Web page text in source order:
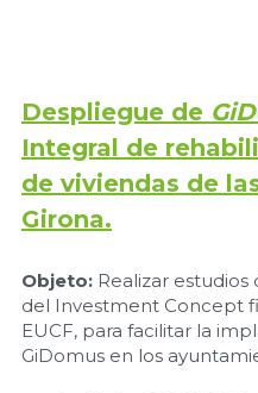
Despliegue de
Integral de
de viviendas de
Girona.
Objeto: Realizar
del Investment Concept
EUCF, para facilitar la
GiDomus en los